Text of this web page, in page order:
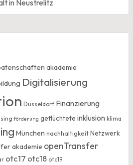
in Neustrelitz
akademie
Digitalisierung
Düsseldorf Finanzierung
förderung geflüchtete inklusion klima
München nachhaltigkeitNetzwerk
akademie openTransfer
otc17 otc18 otc19